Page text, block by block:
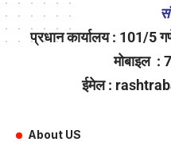
प्रधान कार्यालय : 101/5
मोबाइल :
ईमेल :
About US